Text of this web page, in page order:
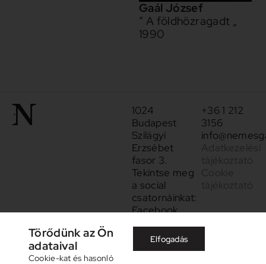
Gaál József
” A földhözragadt „
1990
1024
Budapest
Szilágyi
Erzsébet
fasor 3.
Tekintse meg
a social
csatornáinkat:
Facebook
+36 1 212
3156
Törődünk az Ön
adataival
Cookie-kat és hasonló
Elfogadás